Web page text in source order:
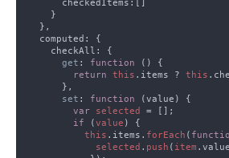
get : function
return this .items ? this
set : function
var selected
if
(value
this .items. forEach (
selected . push ( item